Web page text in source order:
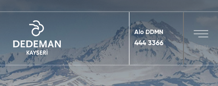
Alo DDMN
444 3366
MENU